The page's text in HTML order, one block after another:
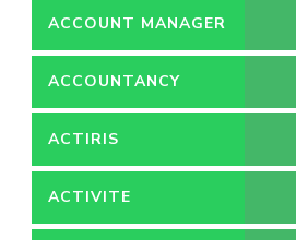
ACCOUNT MANAGER
ACCOUNTANCY
ACTIRIS
ACTIVITE